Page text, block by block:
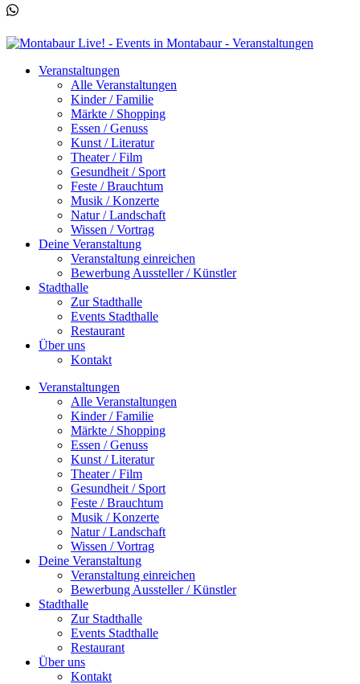
Veranstaltungen
Alle Veranstaltungen
Kinder / Familie
Märkte / Shopping
Essen / Genuss
Kunst / Literatur
Theater / Film
Gesundheit / Sport
Feste / Brauchtum
Musik / Konzerte
Natur / Landschaft
Wissen / Vortrag
Deine Veranstaltung
Veranstaltung einreichen
Bewerbung Aussteller / Künstler
Stadthalle
Zur Stadthalle
Events Stadthalle
Restaurant
Über uns
Kontakt
Veranstaltungen
Alle Veranstaltungen
Kinder / Familie
Märkte / Shopping
Essen / Genuss
Kunst / Literatur
Theater / Film
Gesundheit / Sport
Feste / Brauchtum
Musik / Konzerte
Natur / Landschaft
Wissen / Vortrag
Deine Veranstaltung
Veranstaltung einreichen
Bewerbung Aussteller / Künstler
Stadthalle
Zur Stadthalle
Events Stadthalle
Restaurant
Über uns
Kontakt